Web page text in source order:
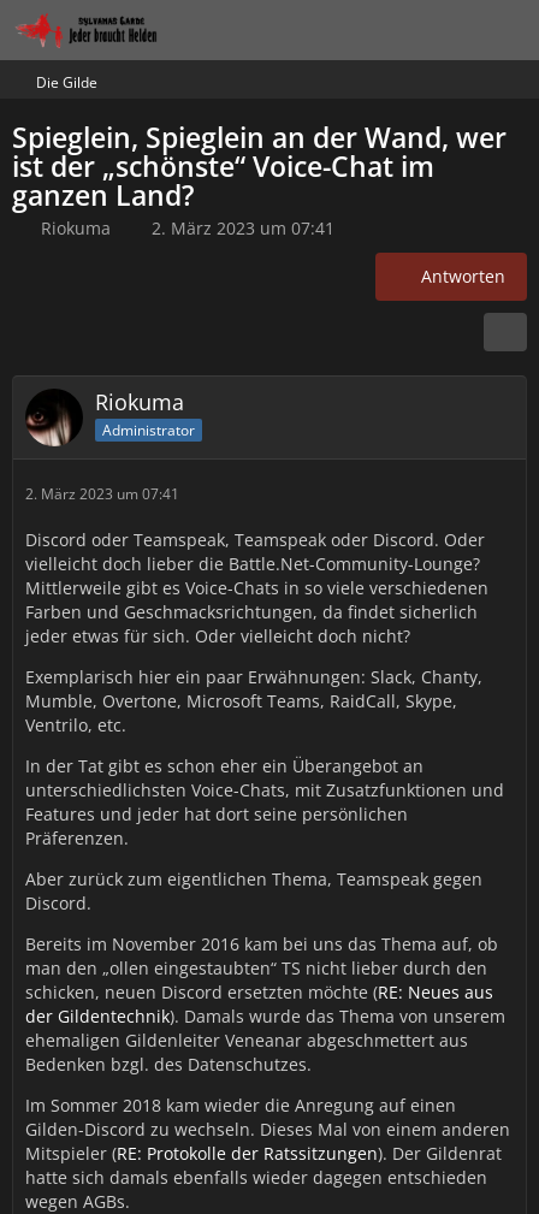
Die Gilde
Spieglein, Spieglein an der Wand, wer
ist der „schönste“ Voice-Chat im
ganzen Land?
Riokuma 2. März 2023 um 07:41
Antworten
Riokuma
Administrator
2. März 2023 um 07:41
Discord oder Teamspeak, Teamspeak oder Discord. Oder
vielleicht doch lieber die Battle.Net-Community-Lounge?
Mittlerweile gibt es Voice-Chats in so viele verschiedenen
Farben und Geschmacksrichtungen, da findet sicherlich
jeder etwas für sich. Oder vielleicht doch nicht?
Exemplarisch hier ein paar Erwähnungen: Slack, Chanty,
Mumble, Overtone, Microsoft Teams, RaidCall, Skype,
Ventrilo, etc.
In der Tat gibt es schon eher ein Überangebot an
unterschiedlichsten Voice-Chats, mit Zusatzfunktionen und
Features und jeder hat dort seine persönlichen
Präferenzen.
Aber zurück zum eigentlichen Thema, Teamspeak gegen
Discord.
Bereits im November 2016 kam bei uns das Thema auf, ob
man den „ollen eingestaubten“ TS nicht lieber durch den
schicken, neuen Discord ersetzten möchte (RE: Neues aus
der Gildentechnik). Damals wurde das Thema von unserem
ehemaligen Gildenleiter Veneanar abgeschmettert aus
Bedenken bzgl. des Datenschutzes.
Im Sommer 2018 kam wieder die Anregung auf einen
Gilden-Discord zu wechseln. Dieses Mal von einem anderen
Mitspieler (RE: Protokolle der Ratssitzungen). Der Gildenrat
hatte sich damals ebenfalls wieder dagegen entschieden
wegen AGBs.